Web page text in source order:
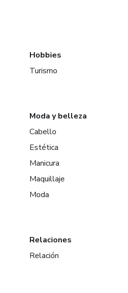
Hobbies
Turismo
Moda y belleza
Cabello
Estética
Manicura
Maquillaje
Moda
Relaciones
Relación